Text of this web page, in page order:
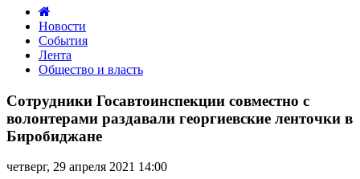
Новости
События
Лента
Общество и власть
Госавтоинспекции
совместно
с
волонтерами
георгиевские
Сотрудники Госавтоинспекции совместно с
волонтерами раздавали георгиевские ленточки в
Биробиджане
четверг, 29 апреля 2021 14:00